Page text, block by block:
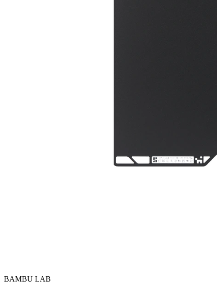
BAMBU LAB